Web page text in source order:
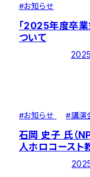
#お知らせ
「2025年度卒業
ついて
#お知らせ #講演
石岡 史子 氏（
人ホロコースト
料センター 理事
ご講演いただき